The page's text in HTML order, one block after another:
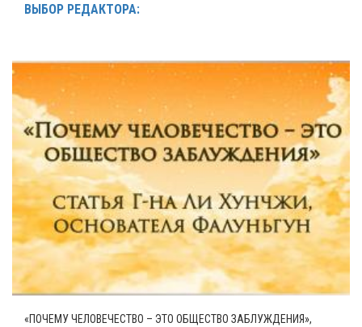
ВЫБОР РЕДАКТОРА:
«ПОЧЕМУ ЧЕЛОВЕЧЕСТВО – ЭТО ОБЩЕСТВО ЗАБЛУЖДЕНИЯ»,